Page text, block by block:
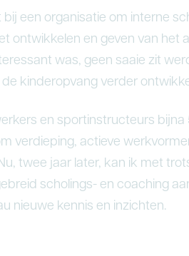
een organisatie om interne
ontwikkelen en geven van het
was, geen saaie zit
kinderopvang verder
en sportinstructeurs
verdieping, actieve
twee jaar later, kan ik met
scholings- en coaching
nieuwe kennis en inzichten.